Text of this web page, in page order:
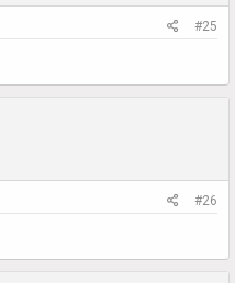
#25
#26